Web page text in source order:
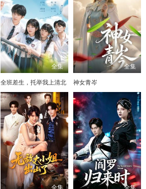
全集
全班差生，托举我上清北
全集
神女青岑
全集 全集